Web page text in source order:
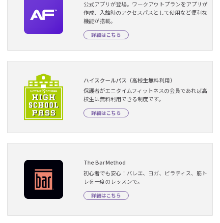
公式アプリが登場。ワークアウトプランをアプリが
作成、入館時のアクセスパスとして使用など便利な
機能が搭載。
詳細はこちら
ハイスクールパス（高校生無料利用）
保護者がエニタイムフィットネスの会員であれば高
校生は無料利用できる制度です。
詳細はこちら
The Bar Method
初心者でも安心！バレエ、ヨガ、ピラティス、筋ト
レを一度のレッスンで。
詳細はこちら